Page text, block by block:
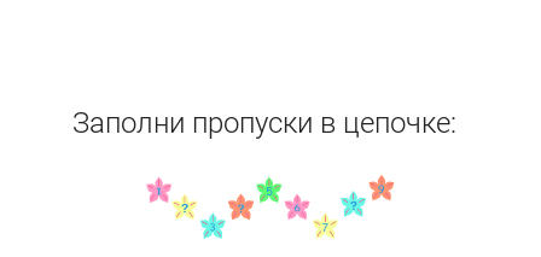
Заполни пропуски в цепочке: